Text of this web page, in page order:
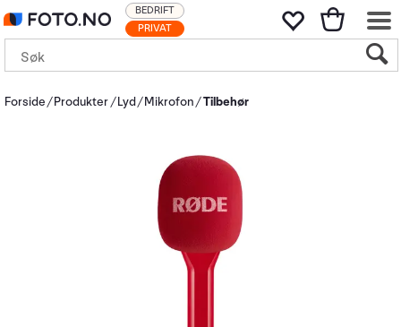
PRIVAT
BEDRIFT
Forside Produkter Lyd Mikrofon Tilbehør